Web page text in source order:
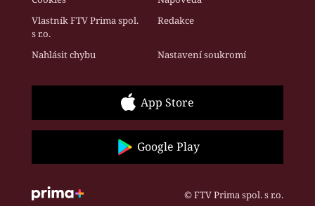
Vlastník FTV Prima spol.
s r.o.
Redakce
Nahlásit chybu Nastavení soukromí
App Store
Google Play
© FTV Prima spol. s r.o.